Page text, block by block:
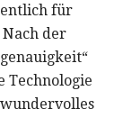
für
der
Technologie